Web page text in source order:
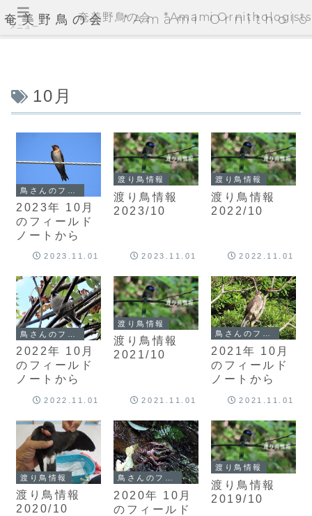
奄美野鳥の会 *Amami
10月
2023年 10月
のフィールド
ノートから
2023.11.01
渡り鳥情報
渡り鳥情報
2023/10
2023.11.01
渡り鳥情報
渡り鳥情報
2022/10
2022.11.01
2022年 10月
のフィールド
ノートから
2022.11.01
渡り鳥情報
渡り鳥情報
2021/10
2021.11.01
2021年 10月
のフィールド
ノートから
2021.11.01
渡り鳥情報
渡り鳥情報
2020/10
2020年 10月
のフィールド
渡り鳥情報
渡り鳥情報
2019/10
メニュー
奄美野鳥の会 *Amami